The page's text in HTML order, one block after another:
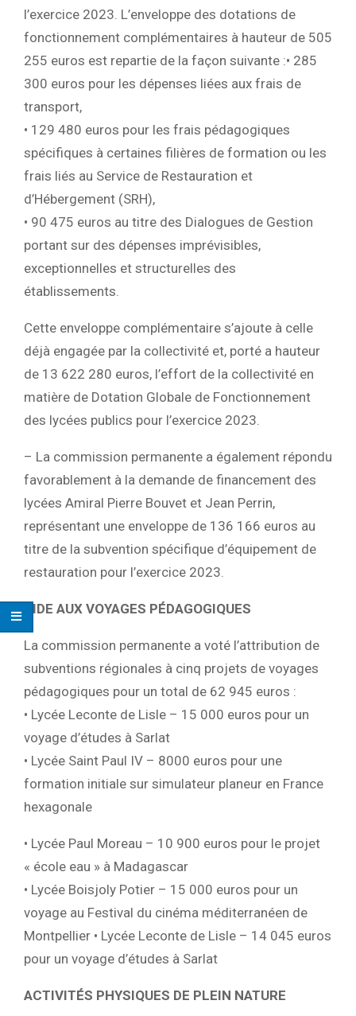
l’exercice 2023. L’enveloppe des dotations de
fonctionnement complémentaires à hauteur de 505
255 euros est repartie de la façon suivante :• 285
300 euros pour les dépenses liées aux frais de
transport,
• 129 480 euros pour les frais pédagogiques
spécifiques à certaines filières de formation ou les
frais liés au Service de Restauration et
d’Hébergement (SRH),
• 90 475 euros au titre des Dialogues de Gestion
portant sur des dépenses imprévisibles,
exceptionnelles et structurelles des
établissements.
Cette enveloppe complémentaire s’ajoute à celle
déjà engagée par la collectivité et, porté a hauteur
de 13 622 280 euros, l’effort de la collectivité en
matière de Dotation Globale de Fonctionnement
des lycées publics pour l’exercice 2023.
– La commission permanente a également répondu
favorablement à la demande de financement des
lycées Amiral Pierre Bouvet et Jean Perrin,
représentant une enveloppe de 136 166 euros au
titre de la subvention spécifique d’équipement de
restauration pour l’exercice 2023.
AIDE AUX VOYAGES PÉDAGOGIQUES
La commission permanente a voté l’attribution de
subventions régionales à cinq projets de voyages
pédagogiques pour un total de 62 945 euros :
• Lycée Leconte de Lisle – 15 000 euros pour un
voyage d’études à Sarlat
• Lycée Saint Paul IV – 8000 euros pour une
formation initiale sur simulateur planeur en France
hexagonale
• Lycée Paul Moreau – 10 900 euros pour le projet
« école eau » à Madagascar
• Lycée Boisjoly Potier – 15 000 euros pour un
voyage au Festival du cinéma méditerranéen de
Montpellier • Lycée Leconte de Lisle – 14 045 euros
pour un voyage d’études à Sarlat
ACTIVITÉS PHYSIQUES DE PLEIN NATURE